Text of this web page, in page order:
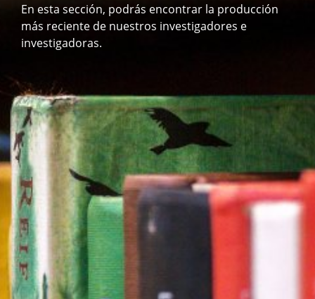
En esta sección, podrás encontrar la producción
más reciente de nuestros investigadores e
investigadoras.